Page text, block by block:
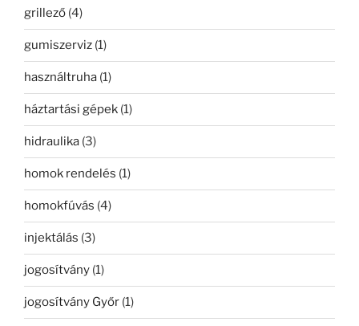
grillező (4)
gumiszerviz (1)
használtruha (1)
háztartási gépek (1)
hidraulika (3)
homok rendelés (1)
homokfúvás (4)
injektálás (3)
jogosítvány (1)
jogosítvány Győr (1)